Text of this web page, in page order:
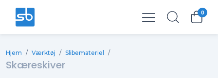
0
Total
Ekskl. moms
Hjem / Værktøj / Slibemateriel /
Skæreskiver